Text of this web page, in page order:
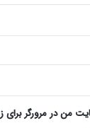
من در مرورگر